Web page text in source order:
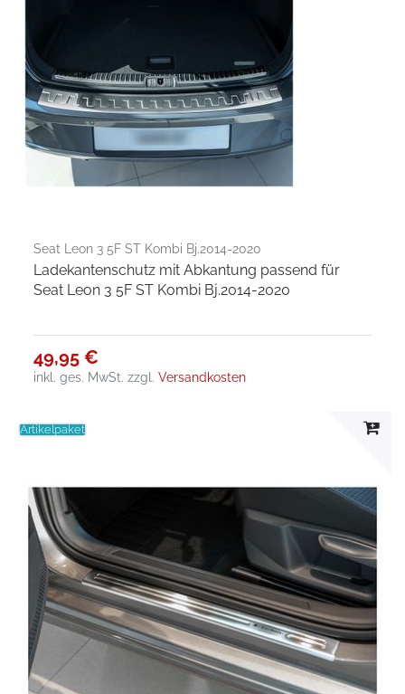
Seat Leon 3 5F ST Kombi Bj.2014-2020
Ladekantenschutz mit Abkantung passend für
Seat Leon 3 5F ST Kombi Bj.2014-2020
49,95 €
inkl. ges. MwSt. zzgl.Versandkosten
Artikelpaket